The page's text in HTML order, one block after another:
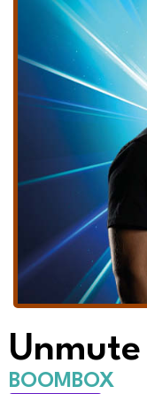
Unmute
BOOMBOX